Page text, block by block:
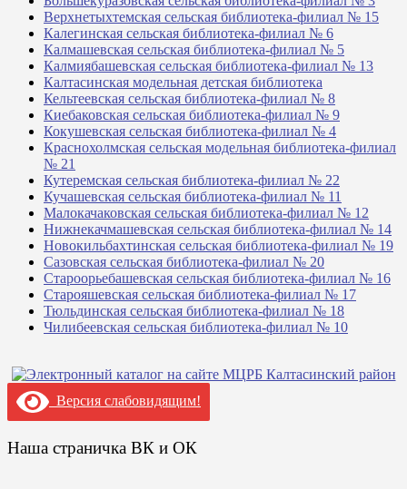
Верхнетыхтемская сельская библиотека-филиал № 15
Калегинская сельская библиотека-филиал № 6
Калмашевская сельская библиотека-филиал № 5
Калмиябашевская сельская библиотека-филиал № 13
Калтасинская модельная детская библиотека
Кельтеевская сельская библиотека-филиал № 8
Киебаковская сельская библиотека-филиал № 9
Кокушевская сельская библиотека-филиал № 4
Краснохолмская сельская модельная библиотека-филиал
№ 21
Кутеремская сельская библиотека-филиал № 22
Кучашевская сельская библиотека-филиал № 11
Малокачаковская сельская библиотека-филиал № 12
Нижнекачмашевская сельская библиотека-филиал № 14
Новокильбахтинская сельская библиотека-филиал № 19
Сазовская сельская библиотека-филиал № 20
Староорьебашевская сельская библиотека-филиал № 16
Старояшевская сельская библиотека-филиал № 17
Тюльдинская сельская библиотека-филиал № 18
Чилибеевская сельская библиотека-филиал № 10
Версия слабовидящим!
Наша страничка ВК и ОК